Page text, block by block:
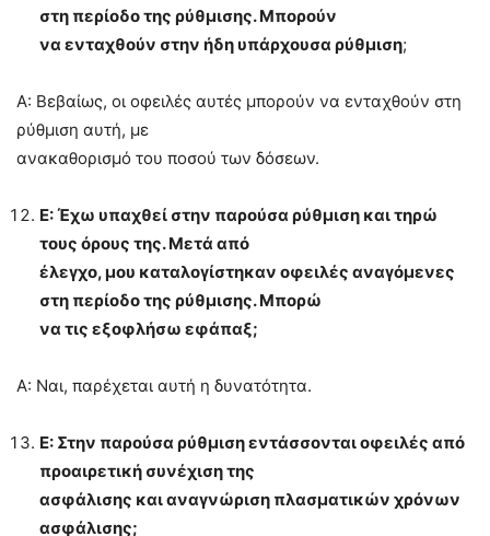
στη περίοδο της ρύθμισης. Μπορούν
να ενταχθούν στην ήδη υπάρχουσα ρύθμιση;
Α: Βεβαίως, οι οφειλές αυτές μπορούν να ενταχθούν στη
ρύθμιση αυτή, με
ανακαθορισμό του ποσού των δόσεων.
Ε: Έχω υπαχθεί στην παρούσα ρύθμιση και τηρώ
τους όρους της. Μετά από
έλεγχο, μου καταλογίστηκαν οφειλές αναγόμενες
στη περίοδο της ρύθμισης. Μπορώ
να τις εξοφλήσω εφάπαξ;
Α: Ναι, παρέχεται αυτή η δυνατότητα.
Ε: Στην παρούσα ρύθμιση εντάσσονται οφειλές από
προαιρετική συνέχιση της
ασφάλισης και αναγνώριση πλασματικών χρόνων
ασφάλισης;